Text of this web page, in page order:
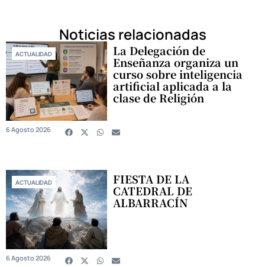
Noticias relacionadas
ACTUALIDAD La Delegación de
Enseñanza organiza un
curso sobre inteligencia
artificial aplicada a la
clase de Religión
6 Agosto 2026
ACTUALIDAD FIESTA DE LA
CATEDRAL DE
ALBARRACÍN
6 Agosto 2026